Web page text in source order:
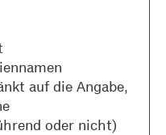
auf die Angabe,
oder nicht)